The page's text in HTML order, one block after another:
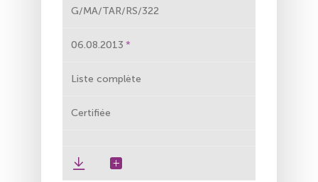
G/MA/TAR/RS/322
06.08.2013
Liste complète
Certifiée